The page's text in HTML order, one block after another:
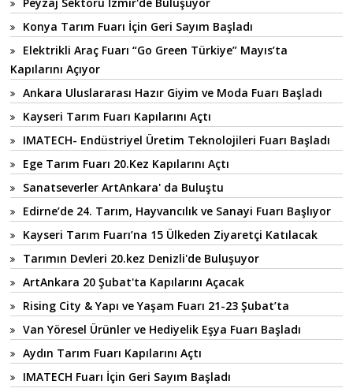
Peyzaj Sektörü İzmir'de Buluşuyor
Konya Tarım Fuarı İçin Geri Sayım Başladı
Elektrikli Araç Fuarı “Go Green Türkiye” Mayıs’ta
Kapılarını Açıyor
Ankara Uluslararası Hazır Giyim ve Moda Fuarı Başladı
Kayseri Tarım Fuarı Kapılarını Açtı
IMATECH- Endüstriyel Üretim Teknolojileri Fuarı Başladı
Ege Tarım Fuarı 20.Kez Kapılarını Açtı
Sanatseverler ArtAnkara' da Buluştu
Edirne’de 24. Tarım, Hayvancılık ve Sanayi Fuarı Başlıyor
Kayseri Tarım Fuarı’na 15 Ülkeden Ziyaretçi Katılacak
Tarımın Devleri 20.kez Denizli'de Buluşuyor
ArtAnkara 20 Şubat'ta Kapılarını Açacak
Rising City & Yapı ve Yaşam Fuarı 21-23 Şubat’ta
Van Yöresel Ürünler ve Hediyelik Eşya Fuarı Başladı
Aydın Tarım Fuarı Kapılarını Açtı
IMATECH Fuarı İçin Geri Sayım Başladı